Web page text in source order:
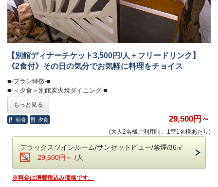
＜ラウンジ＞（7:00～12:00／15:00～24:00）
・メインラウンジ（スカイガーデン併設）：おつまみとドリンク
・スポットラウンジ：讃岐うどんのお夜食（21:00～23:30）
・ロビー＆カフェラウンジ（1F）：コーヒー、紅茶などのお飲み物
＜ザ・ミュージックルーム＞（7:00～12:00／15:00～24:00）
・ハンギングソファーで音楽を堪能
＜ライブラリー＞（7:00～12:00／15:00～24:00）
・お気に入りの一冊を
■-ご予約にあたって-■
・12歳以下のお子様はご遠慮いただいております。
・8名様以上のご宿泊は事前にご相談ください。
・バリアフリー、ポーターサービスは未対応です。
誘われて、始まるのは五感で味わう、和とフレンチの美食饗宴。
物語を語るように一皿ずつ届けられる、華やかな演出。
目にも舌にも嬉しい“美味しい時間”を、心ゆくまでご堪能ください。
・お食事中のドリンクフリー
・会場 レストラン「ザ・マイルストーン」
・時間 17：30、18：00、18：30、19：00、19：30
（完全予約制。予約時にご指定ください）
ご希望のお時間が満席の際は、時間変更をお願いする場合がございま
■-朝のごちそう《和食御膳》-■
炊きたて土鍋ご飯のふわりと広がる甘い香り、
みずみずしい朝採れ野菜、濃厚な牧場直送の牛乳
一品一品丁寧に仕上げた、心と体にやさしい朝食です。
・会場 レストラン「ザ・マイルストーン」
・時間 7：00～10：00
【別館ディナーチケット3,500円/人＋フリードリンク】
《2食付》その日の気分でお気軽に料理をチョイス
■-プラン特徴-■
■-＜夕食＞別館炭火焼ダイニング-■
別館レストランのお食事チケット（3,500円）付きプランです。
豊富なドリンクも、オールインクルーシブでお愉しみいただけます。
【別館レストラン】
※最終入店受付は21時、毎週火曜日は定休日です。
※2026年9月1日にリニューアルオープンを予定しており、
営業時間は20時ラストオーダー・21時閉店に変更となります。
あわせて、メニュー内容もリニューアルいたします。
※お食事チケットは、ランチタイム、カフェタイムにもご利用いただけ
もっと見る
朝食 夕食 29,500円～
(大人2名様ご利用時、1室1名様あたり)
デラックスツインルーム/サンセットビュー/禁煙/36㎡
29,500円～ /人
※料金は消費税込み価格です。